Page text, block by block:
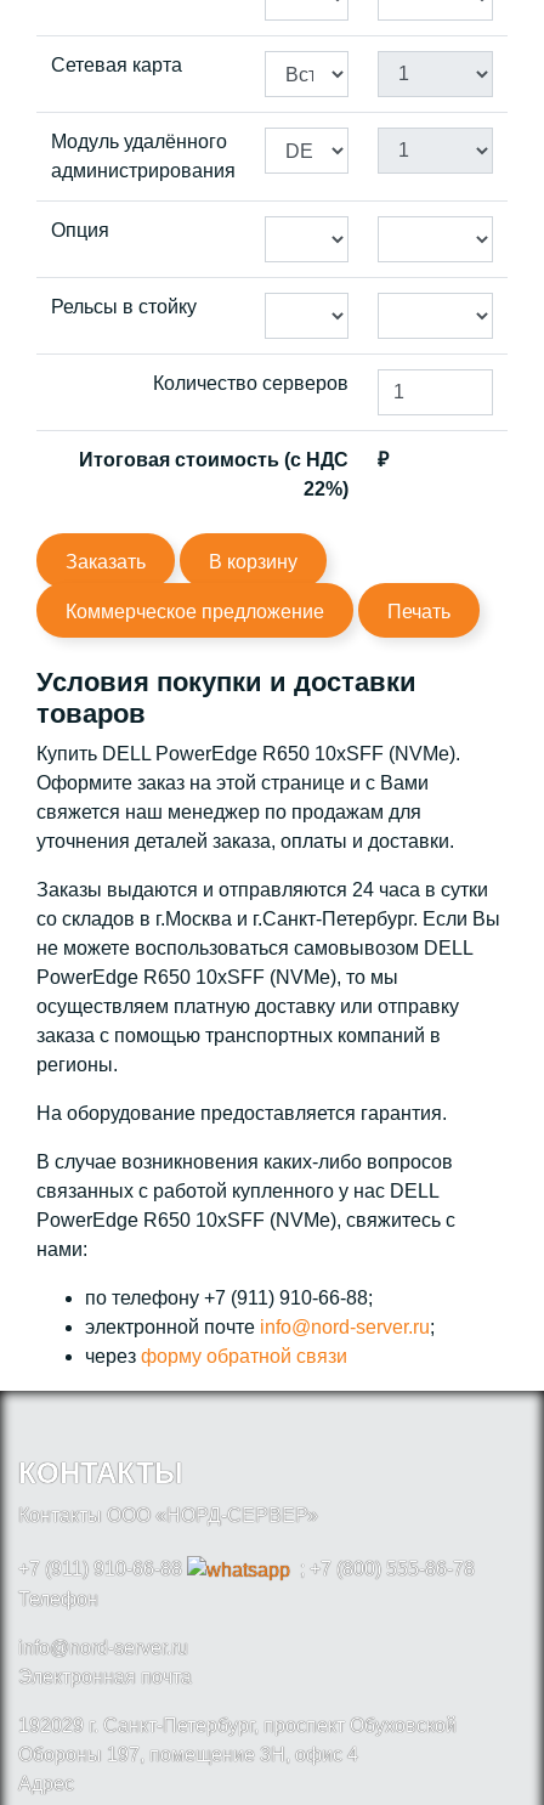
Сетевая карта
Модуль удалённого
администрирования
Опция
Рельсы в стойку
Количество серверов
Итоговая стоимость (с НДС
22%)
₽
Заказать В корзину
Коммерческое предложение Печать
Условия покупки и доставки
товаров
Купить DELL PowerEdge R650 10xSFF (NVMe).
Оформите заказ на этой странице и с Вами
свяжется наш менеджер по продажам для
уточнения деталей заказа, оплаты и доставки.
Заказы выдаются и отправляются 24 часа в сутки
со складов в г.Москва и г.Санкт-Петербург. Если Вы
не можете воспользоваться самовывозом DELL
PowerEdge R650 10xSFF (NVMe), то мы
осуществляем платную доставку или отправку
заказа с помощью транспортных компаний в
регионы.
На оборудование предоставляется гарантия.
В случае возникновения каких-либо вопросов
связанных с работой купленного у нас DELL
PowerEdge R650 10xSFF (NVMe), свяжитесь с
нами:
по телефону +7 (911) 910-66-88;
электронной почте info@nord-server.ru;
через форму обратной связи
КОНТАКТЫ
Контакты ООО «НОРД-СЕРВЕР»
+7 (911) 910-66-88
; +7 (800) 555-86-78
Телефон
info@nord-server.ru
Электронная почта
192029 г. Санкт-Петербург, проспект Обуховской
Обороны 197, помещение 3Н, офис 4
Адрес